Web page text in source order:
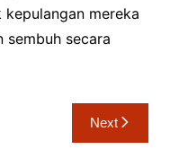
mereka
sembuh secara
Next